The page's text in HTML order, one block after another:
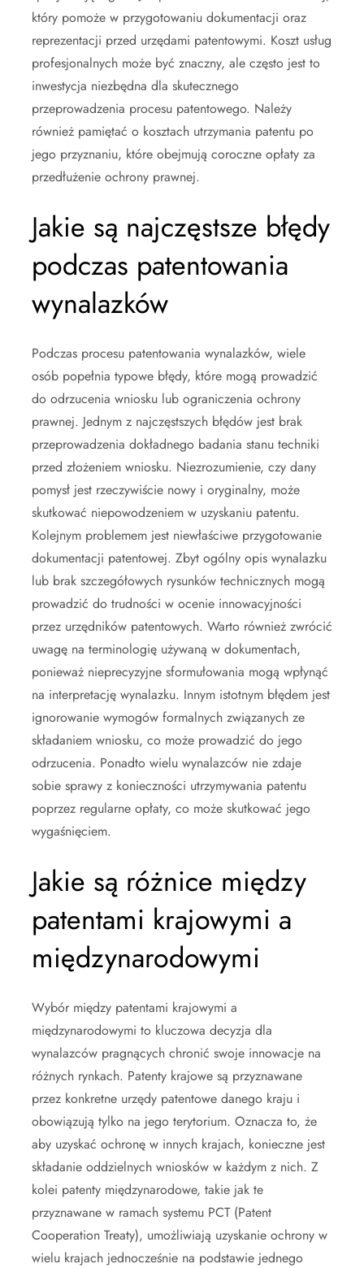
który pomoże w przygotowaniu dokumentacji oraz
reprezentacji przed urzędami patentowymi. Koszt usług
profesjonalnych może być znaczny, ale często jest to
inwestycja niezbędna dla skutecznego
przeprowadzenia procesu patentowego. Należy
również pamiętać o kosztach utrzymania patentu po
jego przyznaniu, które obejmują coroczne opłaty za
przedłużenie ochrony prawnej.
Jakie są najczęstsze błędy
podczas patentowania
wynalazków
Podczas procesu patentowania wynalazków, wiele
osób popełnia typowe błędy, które mogą prowadzić
do odrzucenia wniosku lub ograniczenia ochrony
prawnej. Jednym z najczęstszych błędów jest brak
przeprowadzenia dokładnego badania stanu techniki
przed złożeniem wniosku. Niezrozumienie, czy dany
pomysł jest rzeczywiście nowy i oryginalny, może
skutkować niepowodzeniem w uzyskaniu patentu.
Kolejnym problemem jest niewłaściwe przygotowanie
dokumentacji patentowej. Zbyt ogólny opis wynalazku
lub brak szczegółowych rysunków technicznych mogą
prowadzić do trudności w ocenie innowacyjności
przez urzędników patentowych. Warto również zwrócić
uwagę na terminologię używaną w dokumentach,
ponieważ nieprecyzyjne sformułowania mogą wpłynąć
na interpretację wynalazku. Innym istotnym błędem jest
ignorowanie wymogów formalnych związanych ze
składaniem wniosku, co może prowadzić do jego
odrzucenia. Ponadto wielu wynalazców nie zdaje
sobie sprawy z konieczności utrzymywania patentu
poprzez regularne opłaty, co może skutkować jego
wygaśnięciem.
Jakie są różnice między
patentami krajowymi a
międzynarodowymi
Wybór między patentami krajowymi a
międzynarodowymi to kluczowa decyzja dla
wynalazców pragnących chronić swoje innowacje na
różnych rynkach. Patenty krajowe są przyznawane
przez konkretne urzędy patentowe danego kraju i
obowiązują tylko na jego terytorium. Oznacza to, że
aby uzyskać ochronę w innych krajach, konieczne jest
składanie oddzielnych wniosków w każdym z nich. Z
kolei patenty międzynarodowe, takie jak te
przyznawane w ramach systemu PCT (Patent
Cooperation Treaty), umożliwiają uzyskanie ochrony w
wielu krajach jednocześnie na podstawie jednego